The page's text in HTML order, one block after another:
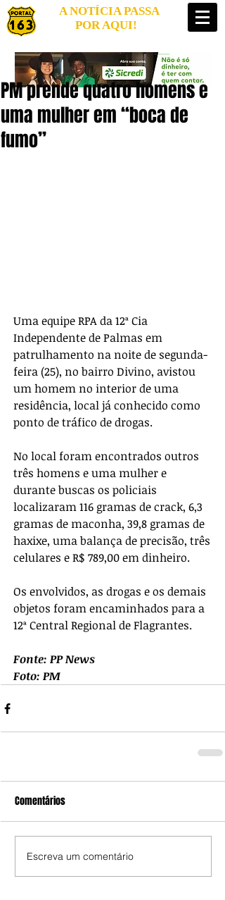
A NOTÍCIA PASSA
POR AQUI!
PM prende quatro homens e
uma mulher em “boca de
fumo”
Uma equipe RPA da 12ª Cia
Independente de Palmas em
patrulhamento na noite de segunda-
feira (25), no bairro Divino, avistou
um homem no interior de uma
residência, local já conhecido como
ponto de tráfico de drogas.
No local foram encontrados outros
três homens e uma mulher e
durante buscas os policiais
localizaram 116 gramas de crack, 6,3
gramas de maconha, 39,8 gramas de
haxixe, uma balança de precisão, três
celulares e R$ 789,00 em dinheiro.
Os envolvidos, as drogas e os demais
objetos foram encaminhados para a
12ª Central Regional de Flagrantes.
Fonte: PP News
Foto: PM
Comentários
Escreva um comentário